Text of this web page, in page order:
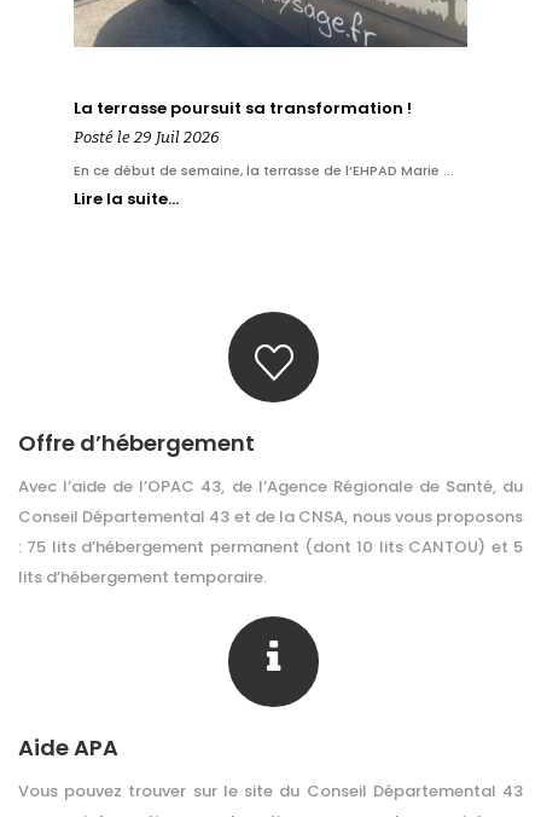
La terrasse poursuit sa transformation !
Posté le 29 Juil 2026
En ce début de semaine, la terrasse de l’EHPAD Marie ...
Lire la suite…
Offre d’hébergement
Avec l’aide de l’OPAC 43, de l’Agence Régionale de Santé, du
Conseil Départemental 43 et de la CNSA, nous vous proposons
: 75 lits d’hébergement permanent (dont 10 lits CANTOU) et 5
lits d’hébergement temporaire.
Aide APA
Vous pouvez trouver sur le site du Conseil Départemental 43